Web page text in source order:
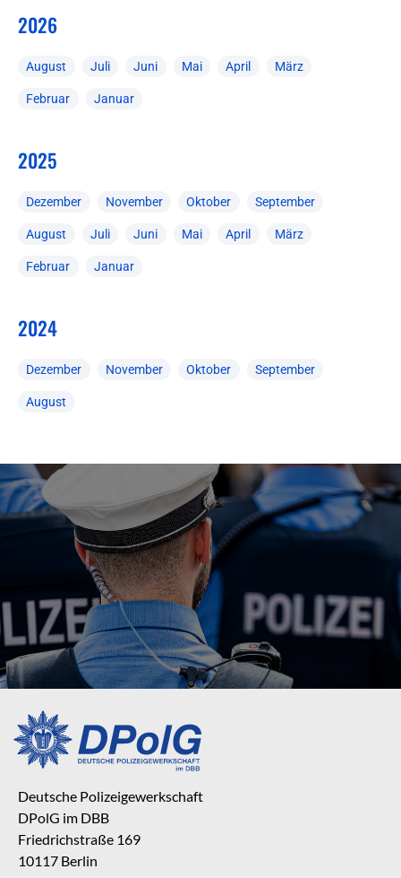
2026
August Juli Juni Mai April März
Februar Januar
2025
Dezember November Oktober September
August Juli Juni Mai April März
Februar Januar
2024
Dezember November Oktober September
August
Deutsche Polizeigewerkschaft
DPolG im DBB
Friedrichstraße 169
10117 Berlin